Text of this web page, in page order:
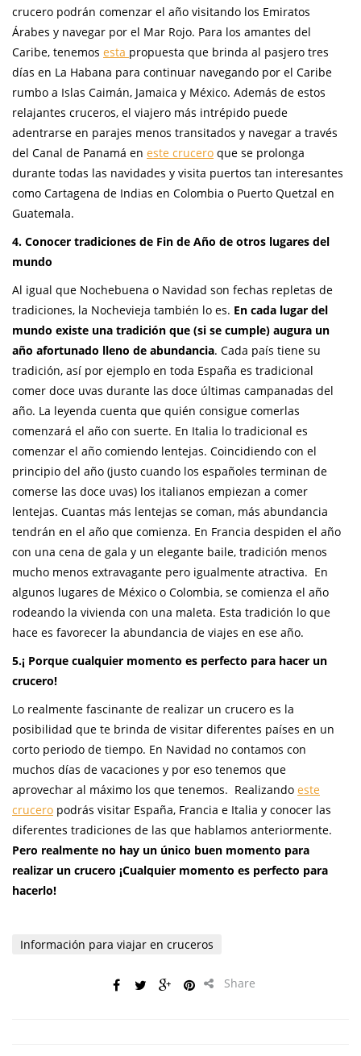
crucero podrán comenzar el año visitando los Emiratos
Árabes y navegar por el Mar Rojo. Para los amantes del
Caribe, tenemos esta propuesta que brinda al pasjero tres
días en La Habana para continuar navegando por el Caribe
rumbo a Islas Caimán, Jamaica y México. Además de estos
relajantes cruceros, el viajero más intrépido puede
adentrarse en parajes menos transitados y navegar a través
del Canal de Panamá en este crucero que se prolonga
durante todas las navidades y visita puertos tan interesantes
como Cartagena de Indias en Colombia o Puerto Quetzal en
Guatemala.
4. Conocer tradiciones de Fin de Año de otros lugares del
mundo
Al igual que Nochebuena o Navidad son fechas repletas de
tradiciones, la Nochevieja también lo es. En cada lugar del
mundo existe una tradición que (si se cumple) augura un
año afortunado lleno de abundancia. Cada país tiene su
tradición, así por ejemplo en toda España es tradicional
comer doce uvas durante las doce últimas campanadas del
año. La leyenda cuenta que quién consigue comerlas
comenzará el año con suerte. En Italia lo tradicional es
comenzar el año comiendo lentejas. Coincidiendo con el
principio del año (justo cuando los españoles terminan de
comerse las doce uvas) los italianos empiezan a comer
lentejas. Cuantas más lentejas se coman, más abundancia
tendrán en el año que comienza. En Francia despiden el año
con una cena de gala y un elegante baile, tradición menos
mucho menos extravagante pero igualmente atractiva. En
algunos lugares de México o Colombia, se comienza el año
rodeando la vivienda con una maleta. Esta tradición lo que
hace es favorecer la abundancia de viajes en ese año.
5.¡ Porque cualquier momento es perfecto para hacer un
crucero!
Lo realmente fascinante de realizar un crucero es la
posibilidad que te brinda de visitar diferentes países en un
corto periodo de tiempo. En Navidad no contamos con
muchos días de vacaciones y por eso tenemos que
aprovechar al máximo los que tenemos. Realizando este
crucero podrás visitar España, Francia e Italia y conocer las
diferentes tradiciones de las que hablamos anteriormente.
Pero realmente no hay un único buen momento para
realizar un crucero ¡Cualquier momento es perfecto para
hacerlo!
Información para viajar en cruceros
Share